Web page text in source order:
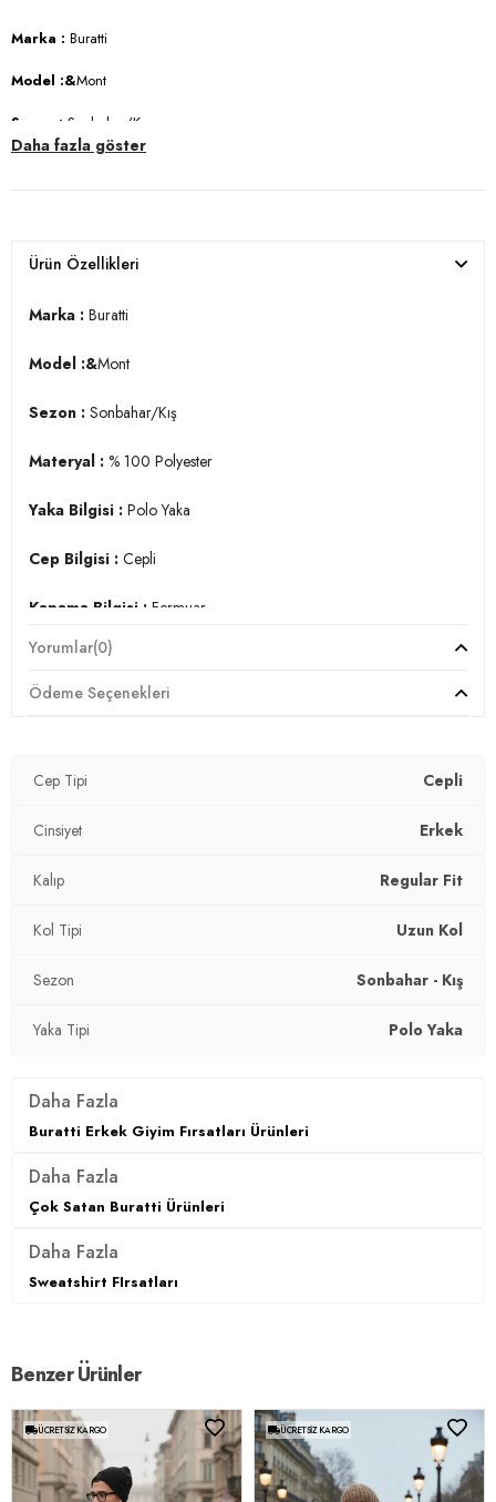
Marka : Buratti
Model :&Mont
Sezon : Sonbahar/Kış
Kalıp Bilgisi :Regular Fit
Manken Ölçüsü :Kilo : 82 kg / Boy : 1.84 cm / Göğüs : 98 cm / Bel :
3DK15715896.61
Daha fazla göster
Ürün Özellikleri
Marka : Buratti
Model :&Mont
Sezon : Sonbahar/Kış
Materyal : % 100 Polyester
Yaka Bilgisi : Polo Yaka
Cep Bilgisi : Cepli
Kapama Bilgisi : Fermuar
Kol Bilgisi :
Kalıp Bilgisi :Regular Fit
cm / Bel : 78 cm / Basen : 95 cm / Beden : L
YERLİ ÜRETİM
Yorumlar(0)
Ödeme Seçenekleri
Cep Tipi Cepli
Cinsiyet Erkek
Kalıp Regular Fit
Kol Tipi Uzun Kol
Sezon Sonbahar - Kış
Yaka Tipi Polo Yaka
Daha Fazla
Buratti Erkek Giyim Fırsatları Ürünleri
Daha Fazla
Çok Satan Buratti Ürünleri
Daha Fazla
Sweatshirt FIrsatları
Benzer Ürünler
ÜCRETSIZ KARGO ÜCRETSIZ KARGO